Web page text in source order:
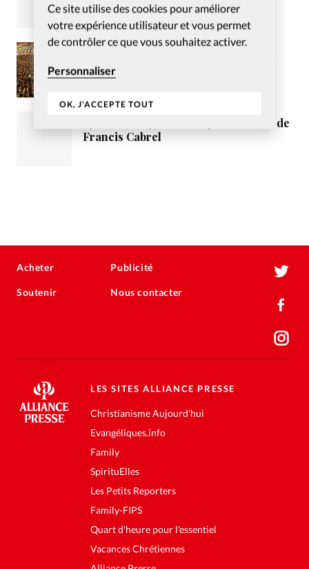
Ce site utilise des cookies pour améliorer
votre expérience utilisateur et vous permet
de contrôler ce que vous souhaitez activer.
Personnaliser
OK, J'ACCEPTE TOUT
Pour un consensus entre les élus du
Loiret et la mission évangélique
tzigane Vie et Lumière
«Je t’aimais, je t’aime et je t’aimerai» de
Francis Cabrel
Acheter
Soutenir
Publicité
Nous contacter
LES SITES ALLIANCE PRESSE
Christianisme Aujourd'hui
Evangéliques.info
Family
SpirituElles
Les Petits Reporters
Family-FIPS
Quart d'heure pour l'essentiel
Vacances Chrétiennes